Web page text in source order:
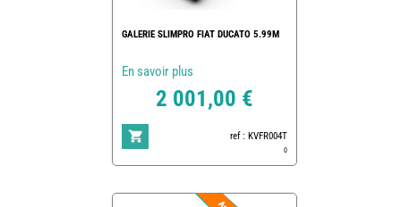
GALERIE SLIMPRO FIAT DUCATO 5.99M
En savoir plus
2 001,00 €
ref : KVFR004T
0